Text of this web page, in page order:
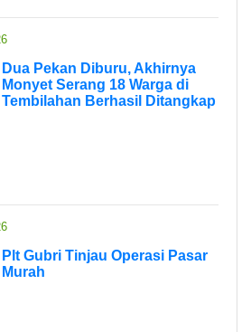
Dua Pekan Diburu, Akhirnya
Monyet Serang 18 Warga di
Tembilahan Berhasil Ditangkap
Plt Gubri Tinjau Operasi Pasar
Murah